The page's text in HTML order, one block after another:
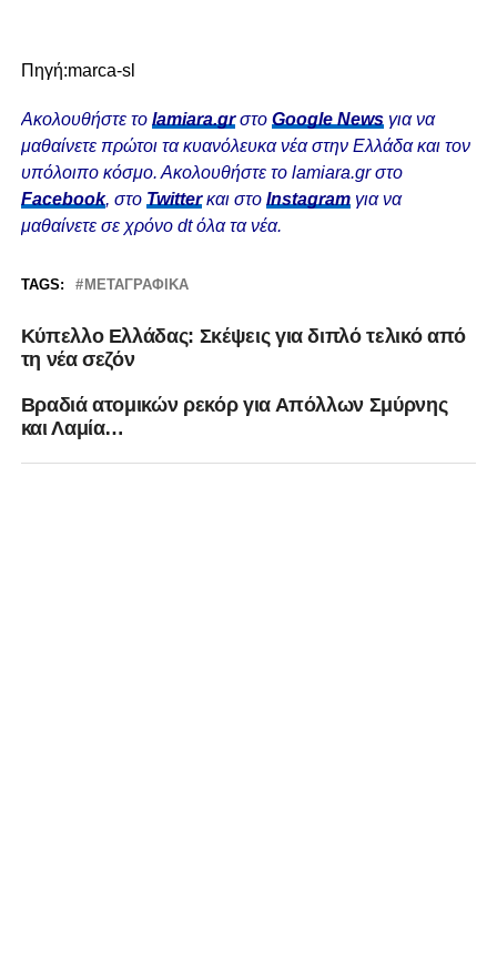
Πηγή:marca-sl
Ακολουθήστε το lamiara.grστο Google Newsγια να
μαθαίνετε πρώτοι τα κυανόλευκα νέα στην Ελλάδα και τον
υπόλοιπο κόσμο. Ακολουθήστε το lamiara.gr στο
Facebook, στο Twitterκαι στο Instagram για να
μαθαίνετε σε χρόνο dt όλα τα νέα.
TAGS: ΜΕΤΑΓΡΑΦΙΚΆ
Κύπελλο Ελλάδας: Σκέψεις για διπλό τελικό από
τη νέα σεζόν
Bραδιά ατομικών ρεκόρ για Απόλλων Σμύρνης
και Λαμία…